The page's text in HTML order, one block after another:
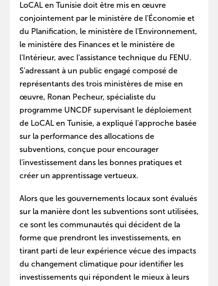
LoCAL en Tunisie doit être mis en œuvre
conjointement par le ministère de l'Économie et
du Planification, le ministère de l'Environnement,
le ministère des Finances et le ministère de
l'Intérieur, avec l'assistance technique du FENU.
S'adressant à un public engagé composé de
représentants des trois ministères de mise en
œuvre, Ronan Pecheur, spécialiste du
programme UNCDF supervisant le déploiement
de LoCAL en Tunisie, a expliqué l'approche basée
sur la performance des allocations de
subventions, conçue pour encourager
l'investissement dans les bonnes pratiques et
créer un apprentissage vertueux.
Alors que les gouvernements locaux sont évalués
sur la manière dont les subventions sont utilisées,
ce sont les communautés qui décident de la
forme que prendront les investissements, en
tirant parti de leur expérience vécue des impacts
du changement climatique pour identifier les
investissements qui répondent le mieux à leurs